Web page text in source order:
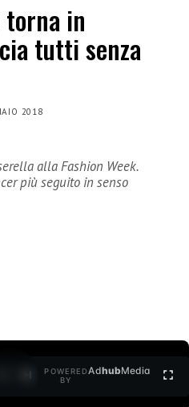
torna in
tutti senza
2018
alla Fashion Week.
più seguito in senso
POWERED
BY
AdhubMedia